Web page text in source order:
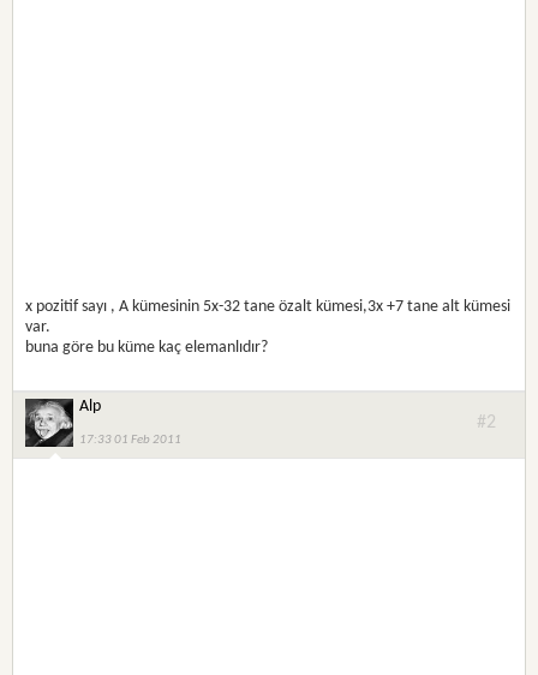
x pozitif sayı , A kümesinin 5x-32 tane özalt kümesi,3x +7 tane alt kümesi
var.
buna göre bu küme kaç elemanlıdır?
Alp
17:33 01 Feb 2011
#2